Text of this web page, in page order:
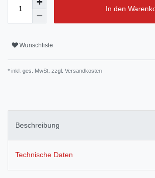
In den
Wunschliste
* inkl. ges. MwSt. zzgl. Versandkosten
Beschreibung
Technische Daten